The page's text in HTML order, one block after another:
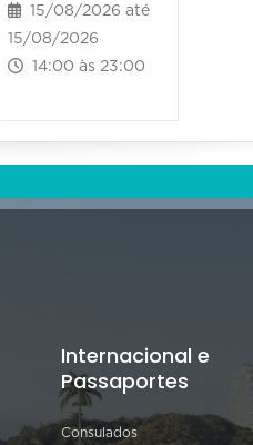
15/08/2026 até
15/08/2026
14:00 às 23:00
Internacional e
Passaportes
Consulados